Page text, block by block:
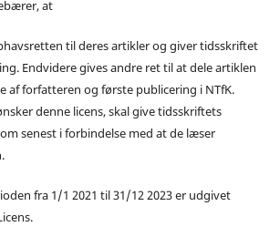
at
til deres artikler og giver tidsskriftet
Endvidere gives andre ret til at dele artiklen
af forfatteren og første publicering i NTfK.
denne licens, skal give tidsskriftets
senest i forbindelse med at de læser
fra 1/1 2021 til 31/12 2023 er udgivet